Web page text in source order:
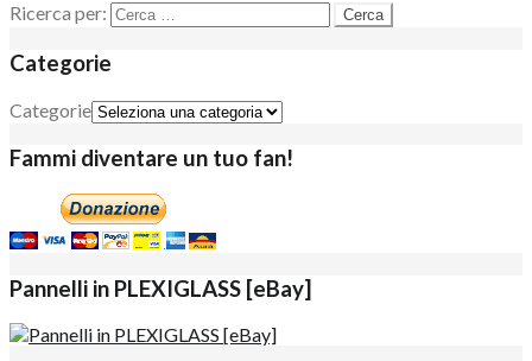
Ricerca per:
Categorie
Categorie
Fammi diventare un tuo fan!
Pannelli in PLEXIGLASS [eBay]